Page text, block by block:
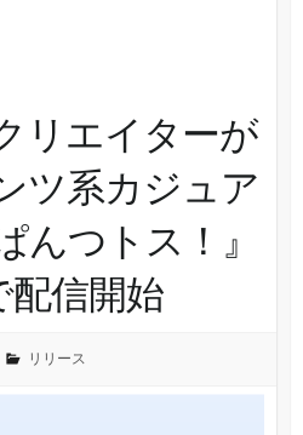
リエイターが
ツ系カジュア
んつトス！』
信開始
リリース